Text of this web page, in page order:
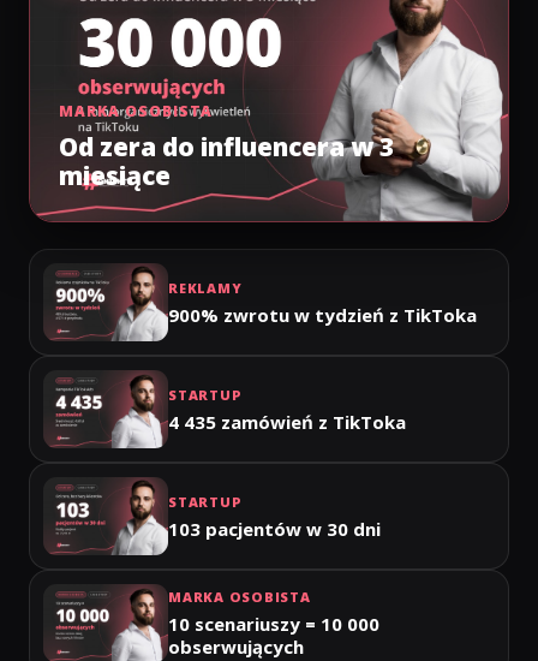
MARKA OSOBISTA
Od zera do influencera w 3
miesiące
REKLAMY
900% zwrotu w tydzień z TikToka
STARTUP
4 435 zamówień z TikToka
STARTUP
103 pacjentów w 30 dni
MARKA OSOBISTA
10 scenariuszy = 10 000
obserwujących